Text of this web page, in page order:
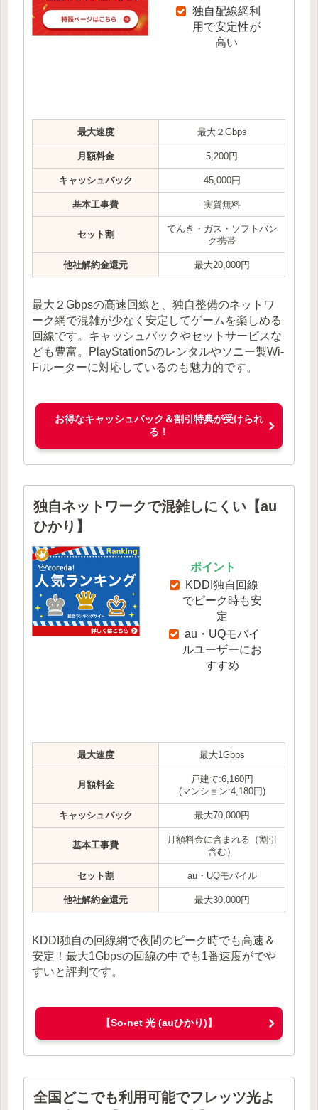
独自配線網利
用で安定性が
高い
最大速度 最大２Gbps
月額料金 5,200円
キャッシュバック 45,000円
基本工事費 実質無料
セット割
でんき・ガス・ソフトバン
ク携帯
他社解約金還元 最大20,000円
最大２Gbpsの高速回線と、独自整備のネットワ
ーク網で混雑が少なく安定してゲームを楽しめる
回線です。キャッシュバックやセットサービスな
ども豊富。PlayStation5のレンタルやソニー製Wi-
Fiルーターに対応しているのも魅力的です。
お得なキャッシュバック＆割引特典が受けられ
る！
独自ネットワークで混雑しにくい【au
ひかり】
ポイント
KDDI独自回線
でピーク時も安
定
au・UQモバイ
ルユーザーにお
すすめ
最大速度 最大1Gbps
月額料金
戸建て:6,160円
(マンション:4,180円)
キャッシュバック 最大70,000円
基本工事費
月額料金に含まれる（割引
含む）
セット割 au・UQモバイル
他社解約金還元 最大30,000円
KDDI独自の回線網で夜間のピーク時でも高速＆
安定！最大1Gbpsの回線の中でも1番速度がでや
すいと評判です。
【So-net 光 (auひかり)】
全国どこでも利用可能でフレッツ光よ